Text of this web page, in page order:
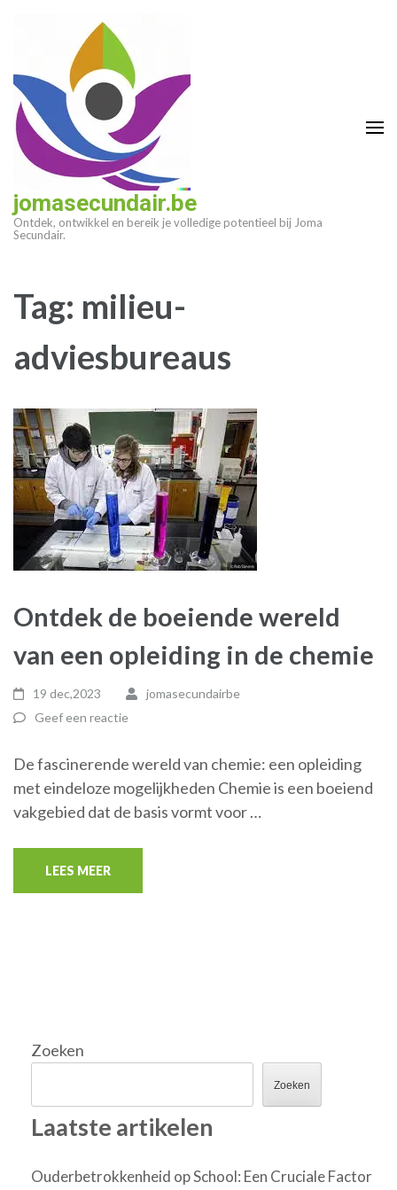
(druk
enter)
jomasecundair.be
Ontdek, ontwikkel en bereik je volledige potentieel bij Joma
Secundair.
Tag: milieu-
adviesbureaus
Ontdek de boeiende wereld
van een opleiding in de chemie
19 dec,2023
jomasecundairbe
Geef een reactie
De fascinerende wereld van chemie: een opleiding
met eindeloze mogelijkheden Chemie is een boeiend
vakgebied dat de basis vormt voor …
LEES MEER
Zoeken
Zoeken
Laatste artikelen
Ouderbetrokkenheid op School: Een Cruciale Factor